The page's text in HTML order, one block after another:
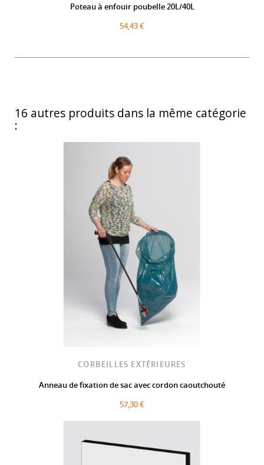
Poteau à enfouir poubelle 20L/40L
54,43 €
16 autres produits dans la même catégorie
:
CORBEILLES EXTÉRIEURES
Anneau de fixation de sac avec cordon caoutchouté
57,30 €